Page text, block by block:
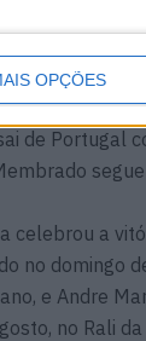
OPÇÕES
da liderança
de Portugal
celebrou a
no domingo
e Andre
no Rali da